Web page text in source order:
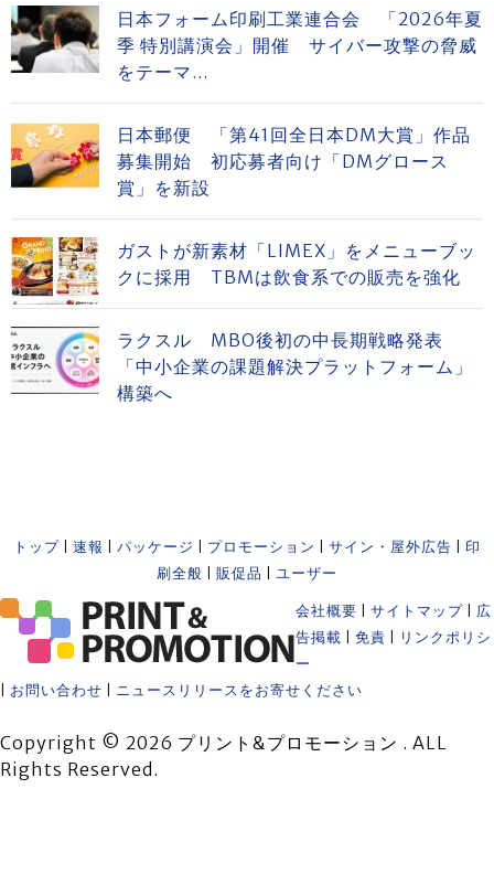
日本フォーム印刷工業連合会 「2026年夏
季 特別講演会」開催 サイバー攻撃の脅威
をテーマ...
日本郵便 「第41回全日本DM大賞」作品
募集開始 初応募者向け「DMグロース
賞」を新設
ガストが新素材「LIMEX」をメニューブッ
クに採用 TBMは飲食系での販売を強化
ラクスル MBO後初の中長期戦略発表
「中小企業の課題解決プラットフォーム」
構築へ
トップ 速報 パッケージ プロモーション サイン・屋外広告
印
刷全般
販促品 ユーザー
会社概要 サイトマップ
広
告掲載
免責
リンクポリシ
ー
お問い合わせ ニュースリリースをお寄せください
Copyright © 2026 プリント&プロモーション . ALL
Rights Reserved.